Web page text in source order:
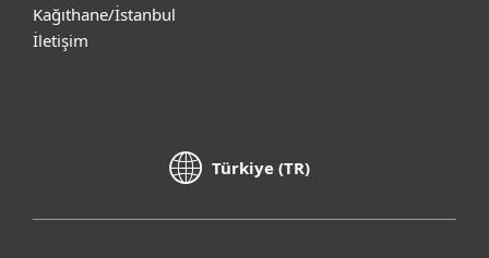
Kağıthane/İstanbul
İletişim
Türkiye (TR)